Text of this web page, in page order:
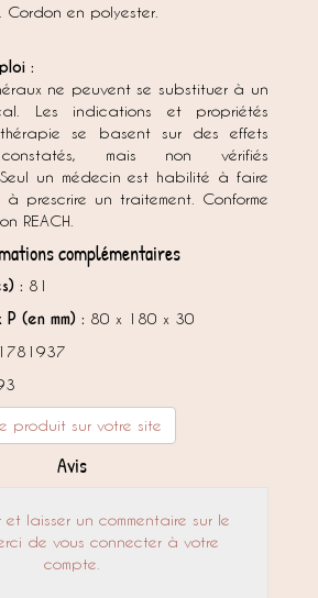
en polyester.
:
ne peuvent se substituer à un
Les indications et propriétés
se basent sur des effets
constatés, mais non vérifiés
un médecin est habilité à faire
prescrire un traitement. Conforme
REACH.
complémentaires
: 81
P (en mm) : 80 x 180 x 30
produit sur votre site
Avis
et laisser un commentaire sur le
de vous connecter à votre
compte.